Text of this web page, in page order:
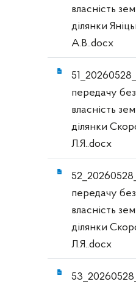
власність
ділянки
А.В..docx
передачу
власність
ділянки
Л.Я..docx
передачу
власність
ділянки
Л.Я..docx